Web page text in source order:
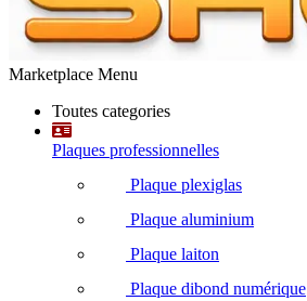
Marketplace Menu
Toutes categories
Plaques professionnelles
Plaque plexiglas
Plaque aluminium
Plaque laiton
Plaque dibond numérique